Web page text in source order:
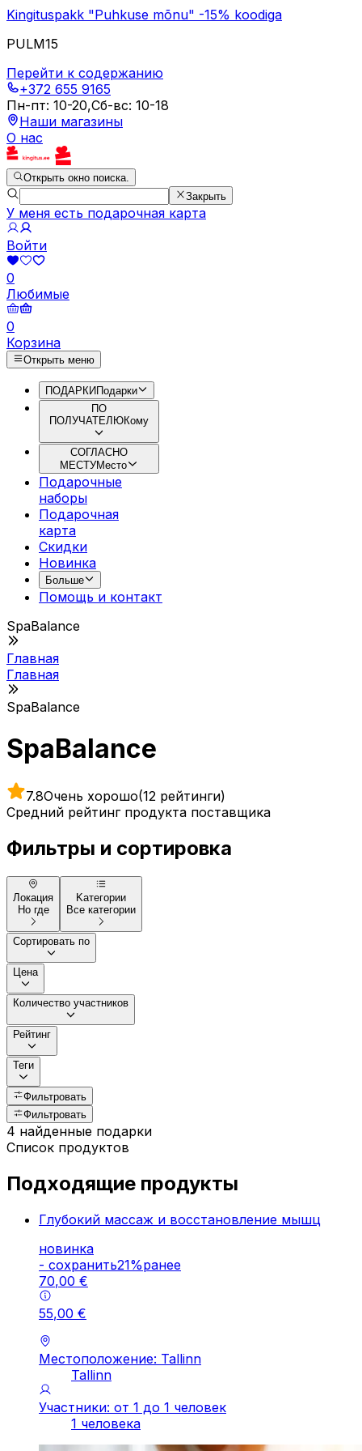
Kingituspakk "Puhkuse mõnu" -15% koodiga
PULM15
Перейти к содержанию
+372 655 9165
Пн-пт: 10-20,Сб-вс: 10-18
Наши магазины
О нас
Открыть окно поиска.
Закрыть
У меня есть подарочная карта
Войти
0
Любимые
0
Корзина
Открыть меню
ПОДАРКИ Подарки
ПО
ПОЛУЧАТЕЛЮКому
СОГЛАСНО
МЕСТУМесто
Подарочные
наборы
Подарочная
картa
Скидки
Новинка
Больше
Помощь и контакт
SpaBalance
Главная
Главная
SpaBalance
SpaBalance
7.8Очень хорошо(12 рейтинги)
Средний рейтинг продукта поставщика
Фильтры и сортировка
Локация
Но где
Kатегории
Все категории
Сортировать по
Цена
Количество участников
Рейтинг
Теги
Фильтровать
Фильтровать
4 найденные подарки
Список продуктов
Подходящие продукты
Глубокий массаж и восстановление мышц
новинка
- cохранить21%ранее
70,00 €
55,00 €
Местоположение: Tallinn
Tallinn
Участники: от 1 до 1 человек
1 человека